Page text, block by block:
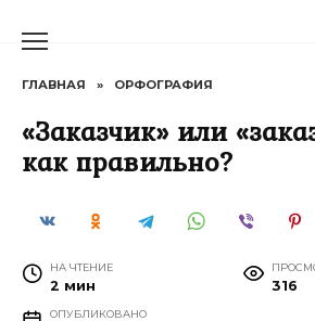
ГЛАВНАЯ » ОРФОГРАФИЯ
«Заказчик» или
как правильно?
НА ЧТЕНИЕ
2 мин 316
ОПУБЛИКОВАНО